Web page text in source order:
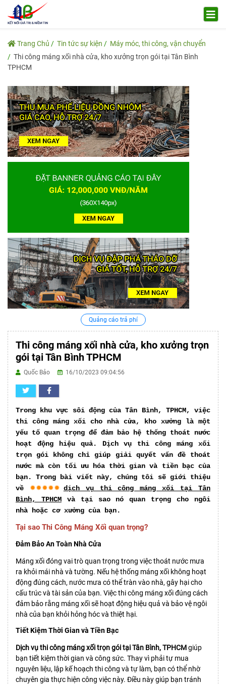
Trang Chủ Tin tức sự kiện
Máy móc, thi công, vận chuyển
Thi công máng xối nhà cửa, kho xưởng trọn gói tại Tân Bình
TPHCM
Quảng cáo trả phí
Thi công máng xối nhà cửa, kho xưởng trọn
gói tại Tân Bình TPHCM
Quốc Bảo 16/10/2023 09:04:56
Trong khu vực sôi động của Tân Bình, TPHCM, việc
thi công máng xối cho nhà cửa, kho xưởng là một
yếu tố quan trọng để đảm bảo hệ thống thoát nước
hoạt động hiệu quả. Dịch vụ thi công máng xối
trọn gói không chỉ giúp giải quyết vấn đề thoát
nước mà còn tối ưu hóa thời gian và tiền bạc của
bạn. Trong bài viết này, chúng tôi sẽ giới thiệu
về ✹✹✹✹✹ dịch vụ thi công máng xối tại Tân
Bình, TPHCMvà tại sao nó quan trọng cho ngôi
nhà hoặc cơ xưởng của bạn.
Tại sao Thi Công Máng Xối quan trọng?
Đảm Bảo An Toàn Nhà Cửa
Máng xối đóng vai trò quan trọng trong việc thoát nước mưa
ra khỏi mái nhà và tường. Nếu hệ thống máng xối không hoạt
động đúng cách, nước mưa có thể tràn vào nhà, gây hại cho
cấu trúc và tài sản của bạn. Việc thi công máng xối đúng cách
đảm bảo rằng máng xối sẽ hoạt động hiệu quả và bảo vệ ngôi
nhà của bạn khỏi hỏng hóc và thiệt hại.
Tiết Kiệm Thời Gian và Tiền Bạc
Dịch vụ thi công máng xối trọn gói tại Tân Bình, TPHCMgiúp
bạn tiết kiệm thời gian và công sức. Thay vì phải tự mua
nguyên liệu, lập kế hoạch thi công và tự làm, bạn có thể nhờ
chuyên gia thực hiện công việc này. Điều này giúp bạn tránh